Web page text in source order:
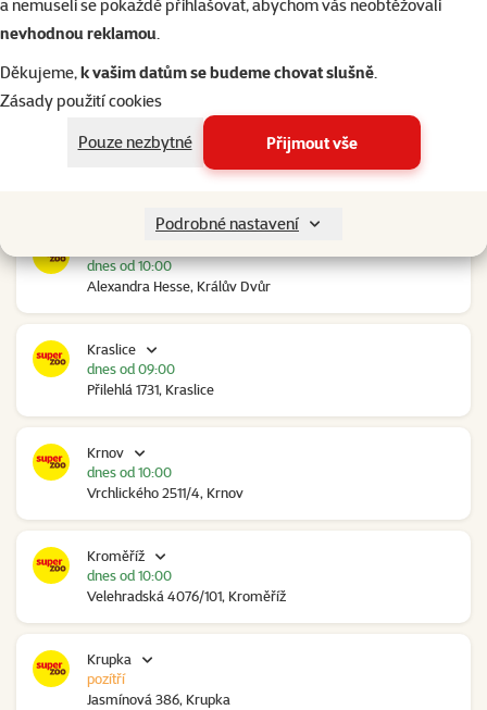
a nemuseli se pokaždé přihlašovat, abychom vás neobtěžovali
nevhodnou reklamou.
Děkujeme,k vašim datům se budeme chovat slušně.
Zásady použití cookies
Pouze nezbytné
Přijmout vše
Podrobné nastavení
Kolín Ovčáry
Ovčáry 304, Ovčáry
Kozomín
Alexandra Hesse, Králův Dvůr
dnes od 10:00
Kraslice
Přilehlá 1731, Kraslice
dnes od 09:00
Krnov
Vrchlického 2511/4, Krnov
dnes od 10:00
Kroměříž
Velehradská 4076/101, Kroměříž
dnes od 10:00
Krupka
Jasmínová 386, Krupka
pozítří